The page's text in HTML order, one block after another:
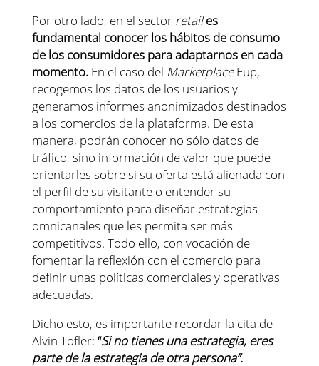
Por otro lado, en el sector retail es
fundamental conocer los hábitos de consumo
de los consumidores para adaptarnos en cada
momento.En el caso del MarketplaceEup,
recogemos los datos de los usuarios y
generamos informes anonimizados destinados
a los comercios de la plataforma. De esta
manera, podrán conocer no sólo datos de
tráfico, sino información de valor que puede
orientarles sobre si su oferta está alienada con
el perfil de su visitante o entender su
comportamiento para diseñar estrategias
omnicanales que les permita ser más
competitivos. Todo ello, con vocación de
fomentar la reflexión con el comercio para
definir unas políticas comerciales y operativas
adecuadas.
Dicho esto, es importante recordar la cita de
Alvin Tofler: “Si no tienes una estrategia, eres
parte de la estrategia de otra persona”.